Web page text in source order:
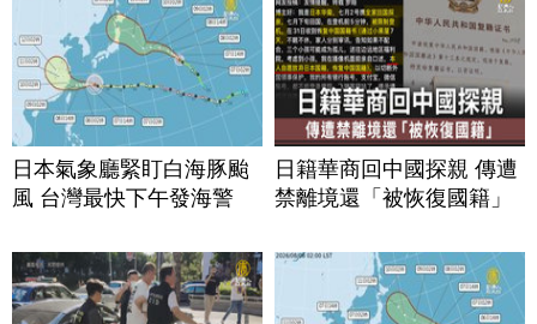
日本氣象廳緊盯白海豚颱
風 台灣最快下午發海警
日籍華商回中國探親 傳遭
禁離境還「被恢復國籍」